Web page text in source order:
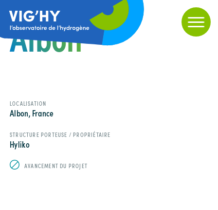
Albon
LOCALISATION
Albon, France
STRUCTURE PORTEUSE / PROPRIÉTAIRE
Hyliko
AVANCEMENT DU PROJET